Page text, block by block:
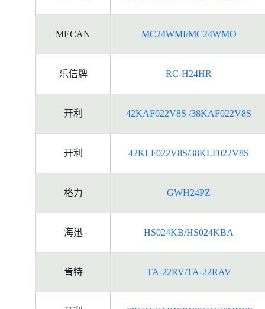
MECAN MC24WMI/MC24WMO
乐信牌 RC-H24HR
开利 42KAF022V8S /38KAF022V8S
开利 42KLF022V8S/38KLF022V8S
格力 GWH24PZ
海迅 HS024KB/HS024KBA
肯特 TA-22RV/TA-22RAV